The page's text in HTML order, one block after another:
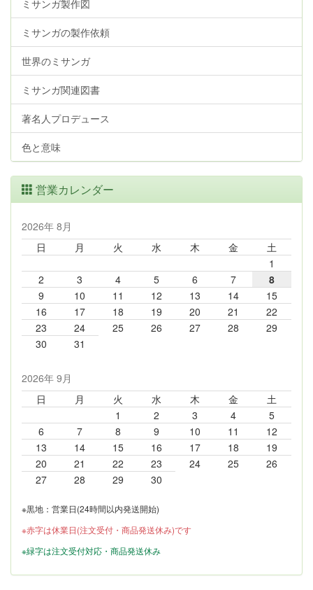
ミサンガ製作図
ミサンガの製作依頼
世界のミサンガ
ミサンガ関連図書
著名人プロデュース
色と意味
営業カレンダー
2026年 8月
日
月 火 水 木 金
土
1
2
3 4 5 6 7
8
9
10 11 12 13 14
15
16
17 18 19 20 21
22
23
24 25 26 27 28
29
30
31
2026年 9月
日
月 火 水 木 金
土
1
2 3 4
5
6
7 8 9 10 11
12
13
14 15 16 17 18
19
20
21 22 23 24 25
26
27
28 29 30
※黒地：営業日(24時間以内発送開始)
※赤字は休業日(注文受付・商品発送休み)です
※緑字は注文受付対応・商品発送休み